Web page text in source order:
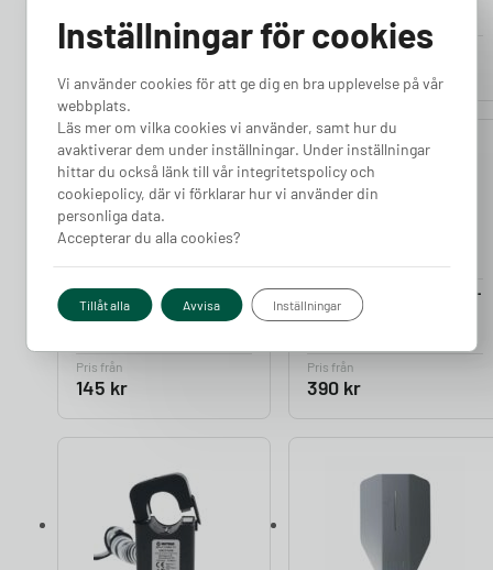
Finns i lager
Pris från
Finns i lager
Pris från
Gacia Dvärgbrytare 16-
32A (1PC6kA)
Pris från
145 kr
5.00
Gacia Dvärgbrytare 16-
63A (3PC6kA)
Pris från
390 kr
Inställningar för cookies
Vi använder cookies för att ge dig en bra upplevelse på vår
webbplats.
Läs mer om vilka cookies vi använder, samt hur du
avaktiverar dem under inställningar. Under inställningar
hittar du också länk till vår integritetspolicy och
cookiepolicy, där vi förklarar hur vi använder din
personliga data.
Accepterar du alla cookies?
Tillåt alla Avvisa Inställningar